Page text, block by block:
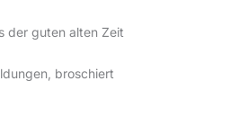
der guten alten Zeit
broschiert